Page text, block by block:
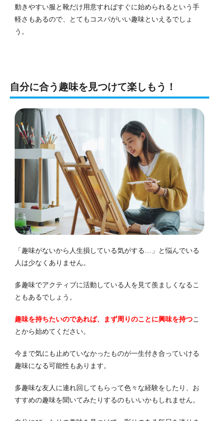
動きやすい服と靴だけ用意すればすぐに始められるという手
軽さもあるので、とてもコスパがいい趣味といえるでしょ
う。
自分に合う趣味を見つけて楽しもう！
「趣味がないから人生損している気がする…」と悩んでいる
人は少なくありません。
多趣味でアクティブに活動している人を見て羨ましくなるこ
ともあるでしょう。
趣味を持ちたいのであれば、まず周りのことに興味を持つこ
とから始めてください。
今まで気にも止めていなかったものが一生付き合っていける
趣味になる可能性もあります。
多趣味な友人に連れ回してもらって色々な経験をしたり、お
すすめの趣味を聞いてみたりするのもいいかもしれません。